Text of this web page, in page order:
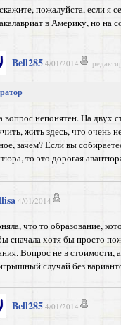
пожалуйста, если я
в Америку, но на
Bell285 4/01/2014
вопрос непонятен. На двух
жить здесь, что очень
зачем? Если вы
то это дорогая
4/01/2014
что то образование,
сначала хотя бы просто
Вопрос не в стоимости,
случай без
Bell285 4/01/2014